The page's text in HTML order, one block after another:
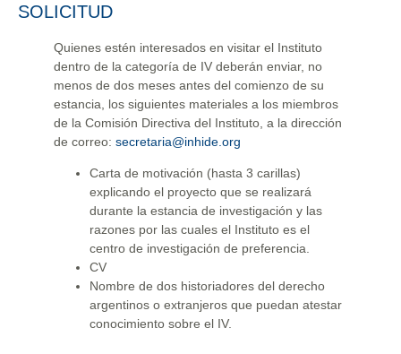
SOLICITUD
Quienes estén interesados en visitar el Instituto
dentro de la categoría de IV deberán enviar, no
menos de dos meses antes del comienzo de su
estancia, los siguientes materiales a los miembros
de la Comisión Directiva del Instituto, a la dirección
de correo: secretaria@inhide.org
Carta de motivación (hasta 3 carillas)
explicando el proyecto que se realizará
durante la estancia de investigación y las
razones por las cuales el Instituto es el
centro de investigación de preferencia.
CV
Nombre de dos historiadores del derecho
argentinos o extranjeros que puedan atestar
conocimiento sobre el IV.